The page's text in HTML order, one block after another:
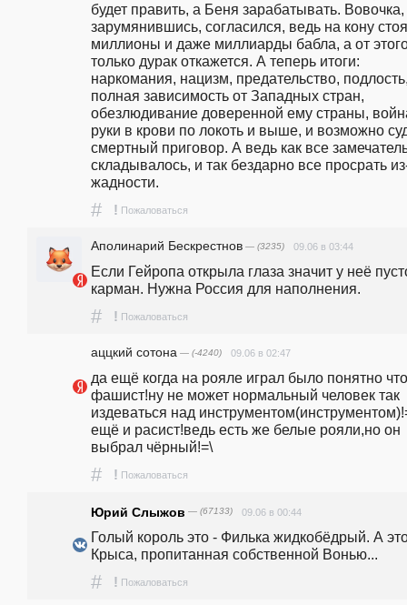
будет править, а Беня зарабатывать. Вовочка,
зарумянившись, согласился, ведь на кону
миллионы и даже миллиарды бабла, а от
только дурак откажется. А теперь итоги:
наркомания, нацизм, предательство,
полная зависимость от Западных стран,
обезлюдивание доверенной ему страны,
руки в крови по локоть и выше, и возможно
смертный приговор. А ведь как все
складывалось, и так бездарно все просрать
жадности.
# ! Пожаловаться
Аполинарий Бескрестнов — (3235) 09.06 в 03:44
Если Гейропа открыла глаза значит у неё
карман. Нужна Россия для наполнения.
# ! Пожаловаться
аццкий сотона — (-4240) 09.06 в 02:47
да ещё когда на рояле играл было понятно
фашист!ну не может нормальный человек так
издеваться над
ещё и расист!ведь есть же белые рояли,но он
выбрал чёрный!=\
# ! Пожаловаться
Юрий Слыжов — (67133) 09.06 в 00:44
Голый король это - Филька жидкобёдрый. А
Крыса, пропитанная собственной Вонью...
# ! Пожаловаться